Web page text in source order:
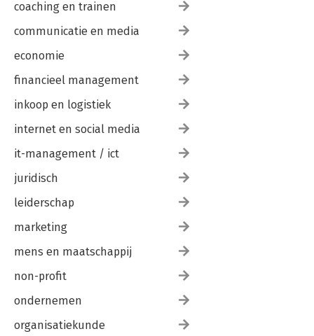
Bijlage 2: Literatuurlijst
Bijlage 3: Noten
Over de auteur
coaching en trainen
communicatie en media
economie
financieel management
inkoop en logistiek
internet en social media
it-management / ict
juridisch
leiderschap
marketing
mens en maatschappij
non-profit
ondernemen
organisatiekunde